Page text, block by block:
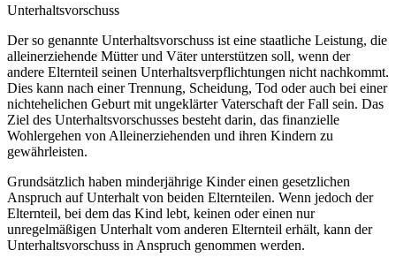
Unterhaltsvorschuss
Der so genannte Unterhaltsvorschuss ist eine staatliche Leistung, die
alleinerziehende Mütter und Väter unterstützen soll, wenn der
andere Elternteil seinen Unterhaltsverpflichtungen nicht nachkommt.
Dies kann nach einer Trennung, Scheidung, Tod oder auch bei einer
nichtehelichen Geburt mit ungeklärter Vaterschaft der Fall sein. Das
Ziel des Unterhaltsvorschusses besteht darin, das finanzielle
Wohlergehen von Alleinerziehenden und ihren Kindern zu
gewährleisten.
Grundsätzlich haben minderjährige Kinder einen gesetzlichen
Anspruch auf Unterhalt von beiden Elternteilen. Wenn jedoch der
Elternteil, bei dem das Kind lebt, keinen oder einen nur
unregelmäßigen Unterhalt vom anderen Elternteil erhält, kann der
Unterhaltsvorschuss in Anspruch genommen werden.